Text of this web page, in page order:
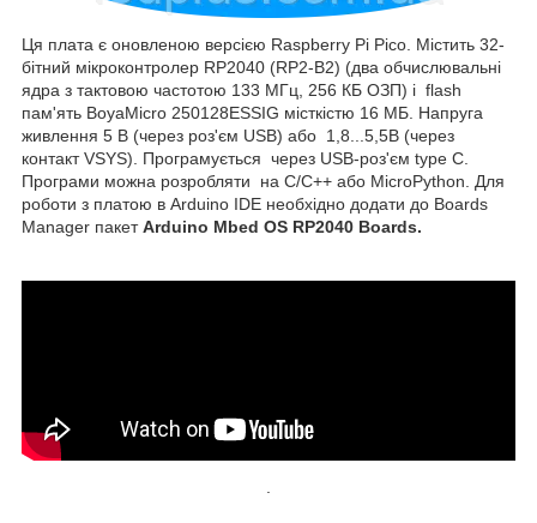
Ця плата є оновленою версією Raspberry Pi Pico. Містить 32-
бітний мікроконтролер RP2040 (RP2-B2) (два обчислювальні
ядра з тактовою частотою 133 МГц, 256 КБ ОЗП) і flash
пам'ять BoyaMicro 250128ESSIG місткістю 16 МБ. Напруга
живлення 5 В (через роз'єм USB) або 1,8...5,5В (через
контакт VSYS).
Програмується через USB-роз'єм type C.
Програми можна розробляти на C/C++ або MicroPython.
Для
роботи з платою в Arduino IDE необхідно додати до Boards
Manager пакетArduino Mbed OS RP2040 Boards.